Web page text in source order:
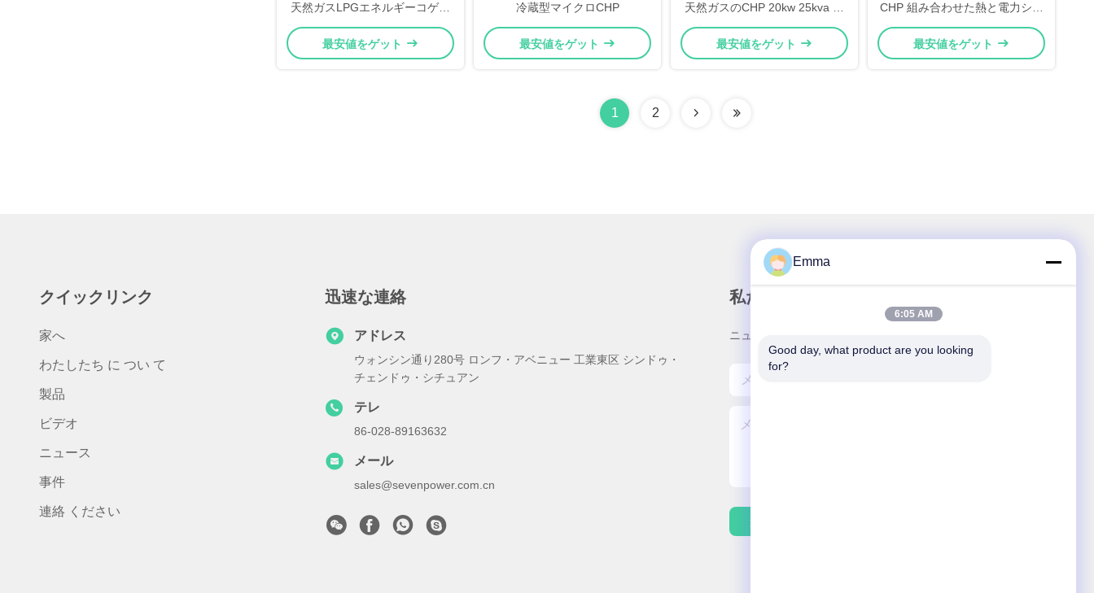
天然ガスLPGエネルギーコゲネ
レーターシステム エンジンと排
気熱回収の両方
最安値をゲット
冷蔵型マイクロCHP
最安値をゲット
天然ガスのCHP 20kw 25kva 高
総効率
最安値をゲット
CHP 組み合わせた熱と電力シス
テム 20kw 25kva 低ガス入口圧
力
最安値をゲット
1 2
クイックリンク
家へ
わたしたち に つい て
製品
ビデオ
ニュース
事件
連絡 ください
迅速な連絡
アドレス
ウォンシン通り280号 ロンフ・アベニュー 工業東区 シンドゥ・
チェンドゥ・シチュアン
テレ
86-028-89163632
メール
sales@sevenpower.com.cn
私たちのニュースレター
ニュースレターへの購読は,割引などで可能です.
連絡 ください
Emma
6:05 AM
Good day, what product are you looking
for?